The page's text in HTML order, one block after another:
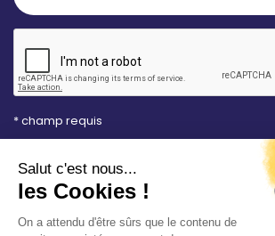
* champ requis
vous envoyer les lettres d'information de la Mairie de